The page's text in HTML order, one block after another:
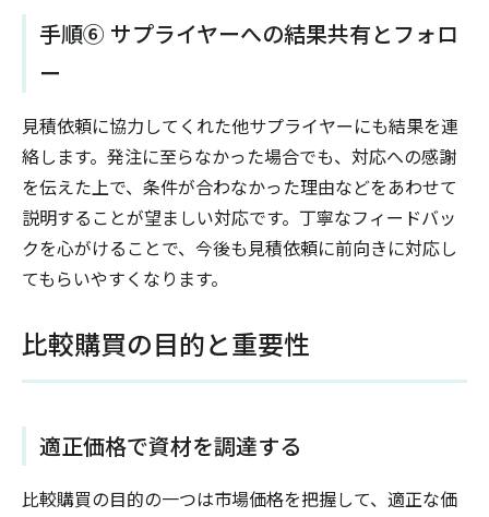
手順⑥ サプライヤーへの結果共有とフォロ
ー
見積依頼に協力してくれた他サプライヤーにも結果を連
絡します。発注に至らなかった場合でも、対応への感謝
を伝えた上で、条件が合わなかった理由などをあわせて
説明することが望ましい対応です。丁寧なフィードバッ
クを心がけることで、今後も見積依頼に前向きに対応し
てもらいやすくなります。
比較購買の目的と重要性
適正価格で資材を調達する
比較購買の目的の一つは市場価格を把握して、適正な価